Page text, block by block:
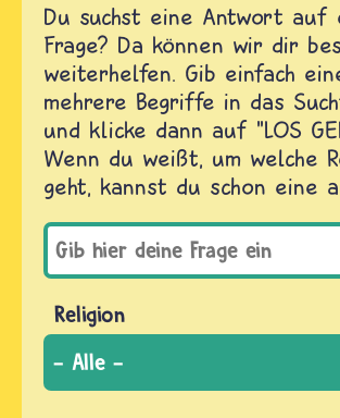
Du suchst eine Antwort auf
Frage? Da können wir dir
weiterhelfen. Gib einfach
mehrere Begriffe in das
und klicke dann auf "LOS
Wenn du weißt, um welche
geht, kannst du schon eine
Religion